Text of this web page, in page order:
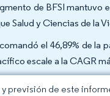
de BFSI
Salud y Ciencias de la
el 46,89% de
escale a la CAGR
previsión de este